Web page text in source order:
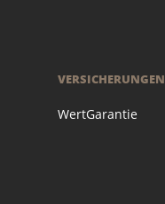
VERSICHERUNGEN
WertGarantie